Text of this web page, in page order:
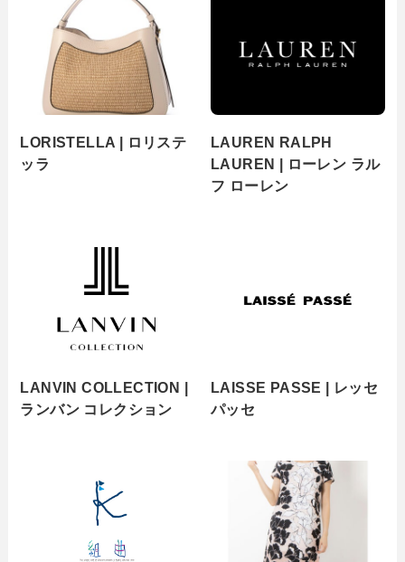
LORISTELLA | ロリステ
ッラ
LAUREN RALPH
LAUREN | ローレン ラル
フ ローレン
LANVIN COLLECTION |
ランバン コレクション
LAISSE PASSE | レッセ
パッセ